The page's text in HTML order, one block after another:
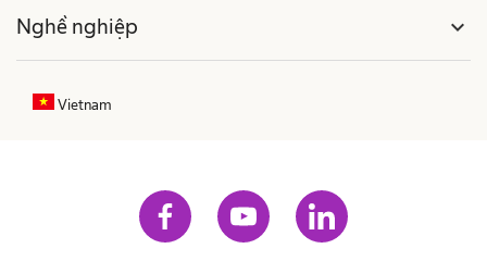
Nghề nghiệp expand_more
Vietnam